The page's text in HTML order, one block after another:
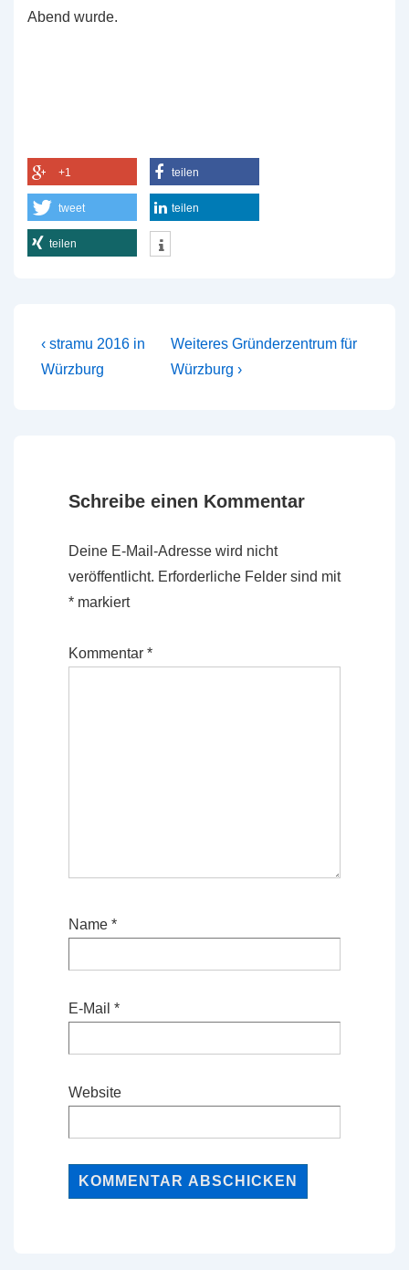
Abend wurde.
+1 teilen
tweet teilen
teilen
Beitragsnavigation
Vorheriger
Beitrag
‹ stramu 2016 in
Würzburg
Nächster
Beitrag
Weiteres Gründerzentrum für
Würzburg ›
Schreibe einen Kommentar
Deine E-Mail-Adresse wird nicht
veröffentlicht. Erforderliche Felder sind mit
* markiert
Kommentar *
Name *
E-Mail *
Website